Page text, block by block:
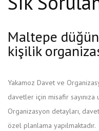
Maltepe
kişilik
Yakamoz Davet ve
davetler için misafir
Organizasyon detayları,
özel planlama yapılmaktadır.